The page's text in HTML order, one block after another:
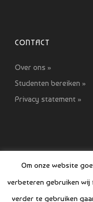
CONTACT
Over ons »
Studenten bereiken »
Privacy statement »
© COPYRIGHT SI GIDS
Om onze website
verbeteren gebruiken wij
verder te gebruiken